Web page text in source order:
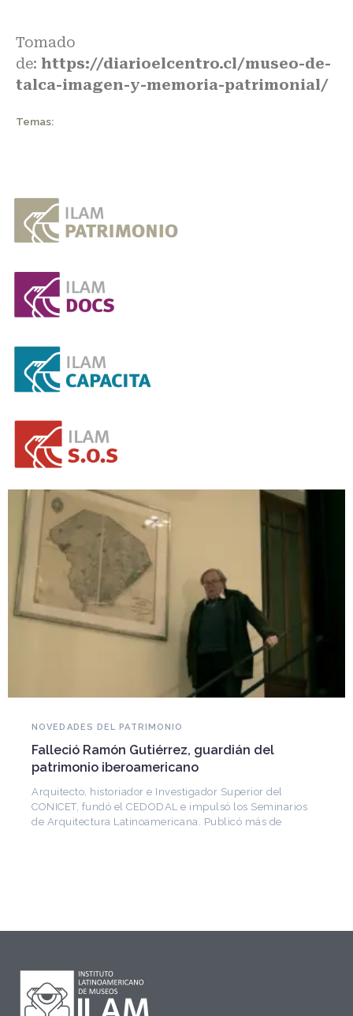
Tomado
de: https://diarioelcentro.cl/museo-de-
talca-imagen-y-memoria-patrimonial/
Temas:
NOVEDADES DEL PATRIMONIO
Falleció Ramón Gutiérrez, guardián del
patrimonio iberoamericano
Arquitecto, historiador e Investigador Superior del
CONICET, fundó el CEDODAL e impulsó los Seminarios
de Arquitectura Latinoamericana. Publicó más de